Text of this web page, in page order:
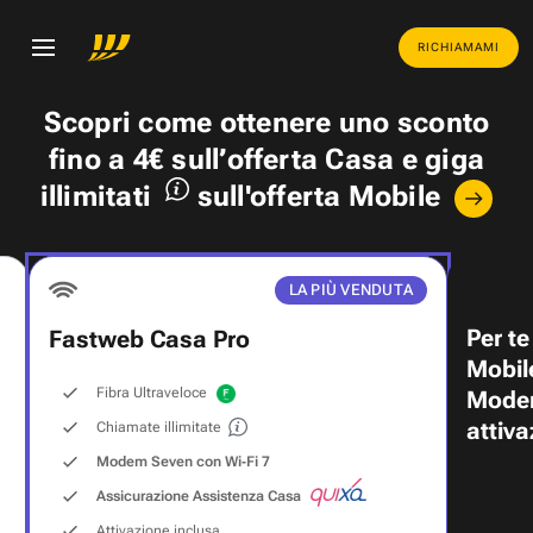
RICHIAMAMI
Scopri come ottenere uno sconto
fino a 4€ sull’offerta Casa egiga
illimitati
sull'offerta Mobile
LA PIÙ VENDUTA
Fastweb Casa Pro
Fibra Ultraveloce
Chiamate illimitate
Modem Seven con Wi‑Fi 7
Assicurazione Assistenza Casa
Per